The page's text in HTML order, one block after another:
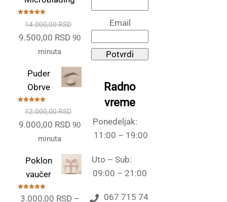
sa5.00od
14.000,00RSD
Originalna
bila:
14.000,00 RSD.
9.500,00 RSD Trenutna
9.500,00 RSD.
90
minuta
Puder
Obrve
sa5.00od
12.000,00RSD
Originalna
bila:
12.000,00 RSD.
9.000,00 RSD Trenutna
je:
9.000,00 RSD.
90
minuta
Poklon
vaučer
sa5.00od
3.000,00 RSD –
Email
Potvrdi
Radno
vreme
Ponedeljak:
11:00 – 19:00
Uto – Sub:
09:00 – 21:00
067 715 74